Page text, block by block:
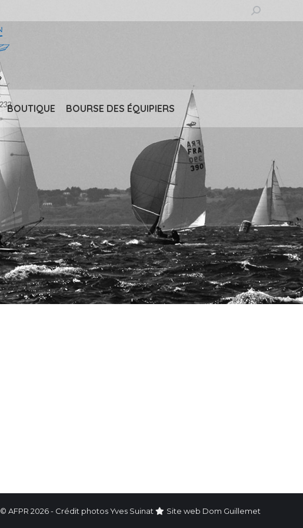
Recherche
:
BOUTIQUE BOURSE DES ÉQUIPIERS
© AFPR 2026 - Crédit photos Yves Suinat Site web Dom Guillemet